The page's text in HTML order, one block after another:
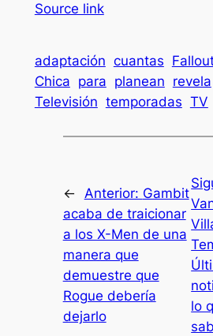
Source link
adaptación cuantas
Chica para planean revela
Televisión temporadas TV
← Anterior: Gambit
acaba de traicionar
a los X-Men de una
manera que
demuestre que
Rogue debería
dejarlo
lo